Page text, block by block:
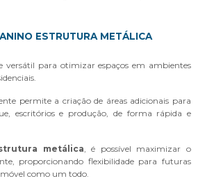
ESTRUTURA METÁLICA
versátil para otimizar espaços em ambientes
permite a criação de áreas adicionais para
escritórios e produção, de forma rápida e
metálica, é possível maximizar o
proporcionando flexibilidade para futuras
como um todo.